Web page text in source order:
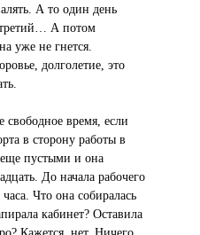
А то один день
А потом
уже не гнется.
долголетие, это
свободное время, если
в сторону работы в
еще пустыми и она
До начала рабочего
Что она собиралась
кабинет? Оставила